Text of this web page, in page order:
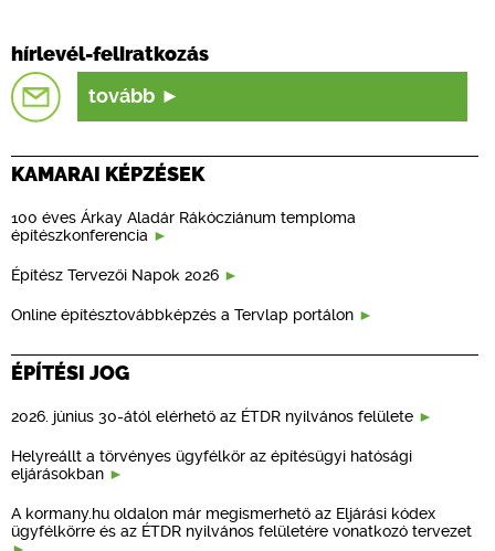
hírlevél-feliratkozás
tovább
KAMARAI KÉPZÉSEK
100 éves Árkay Aladár Rákócziánum temploma
építészkonferencia
Építész Tervezői Napok 2026
Online építésztovábbképzés a Tervlap portálon
ÉPÍTÉSI JOG
2026. június 30-ától elérhető az ÉTDR nyilvános felülete
Helyreállt a törvényes ügyfélkör az építésügyi hatósági
eljárásokban
A kormany.hu oldalon már megismerhető az Eljárási kódex
ügyfélkörre és az ÉTDR nyilvános felületére vonatkozó tervezet